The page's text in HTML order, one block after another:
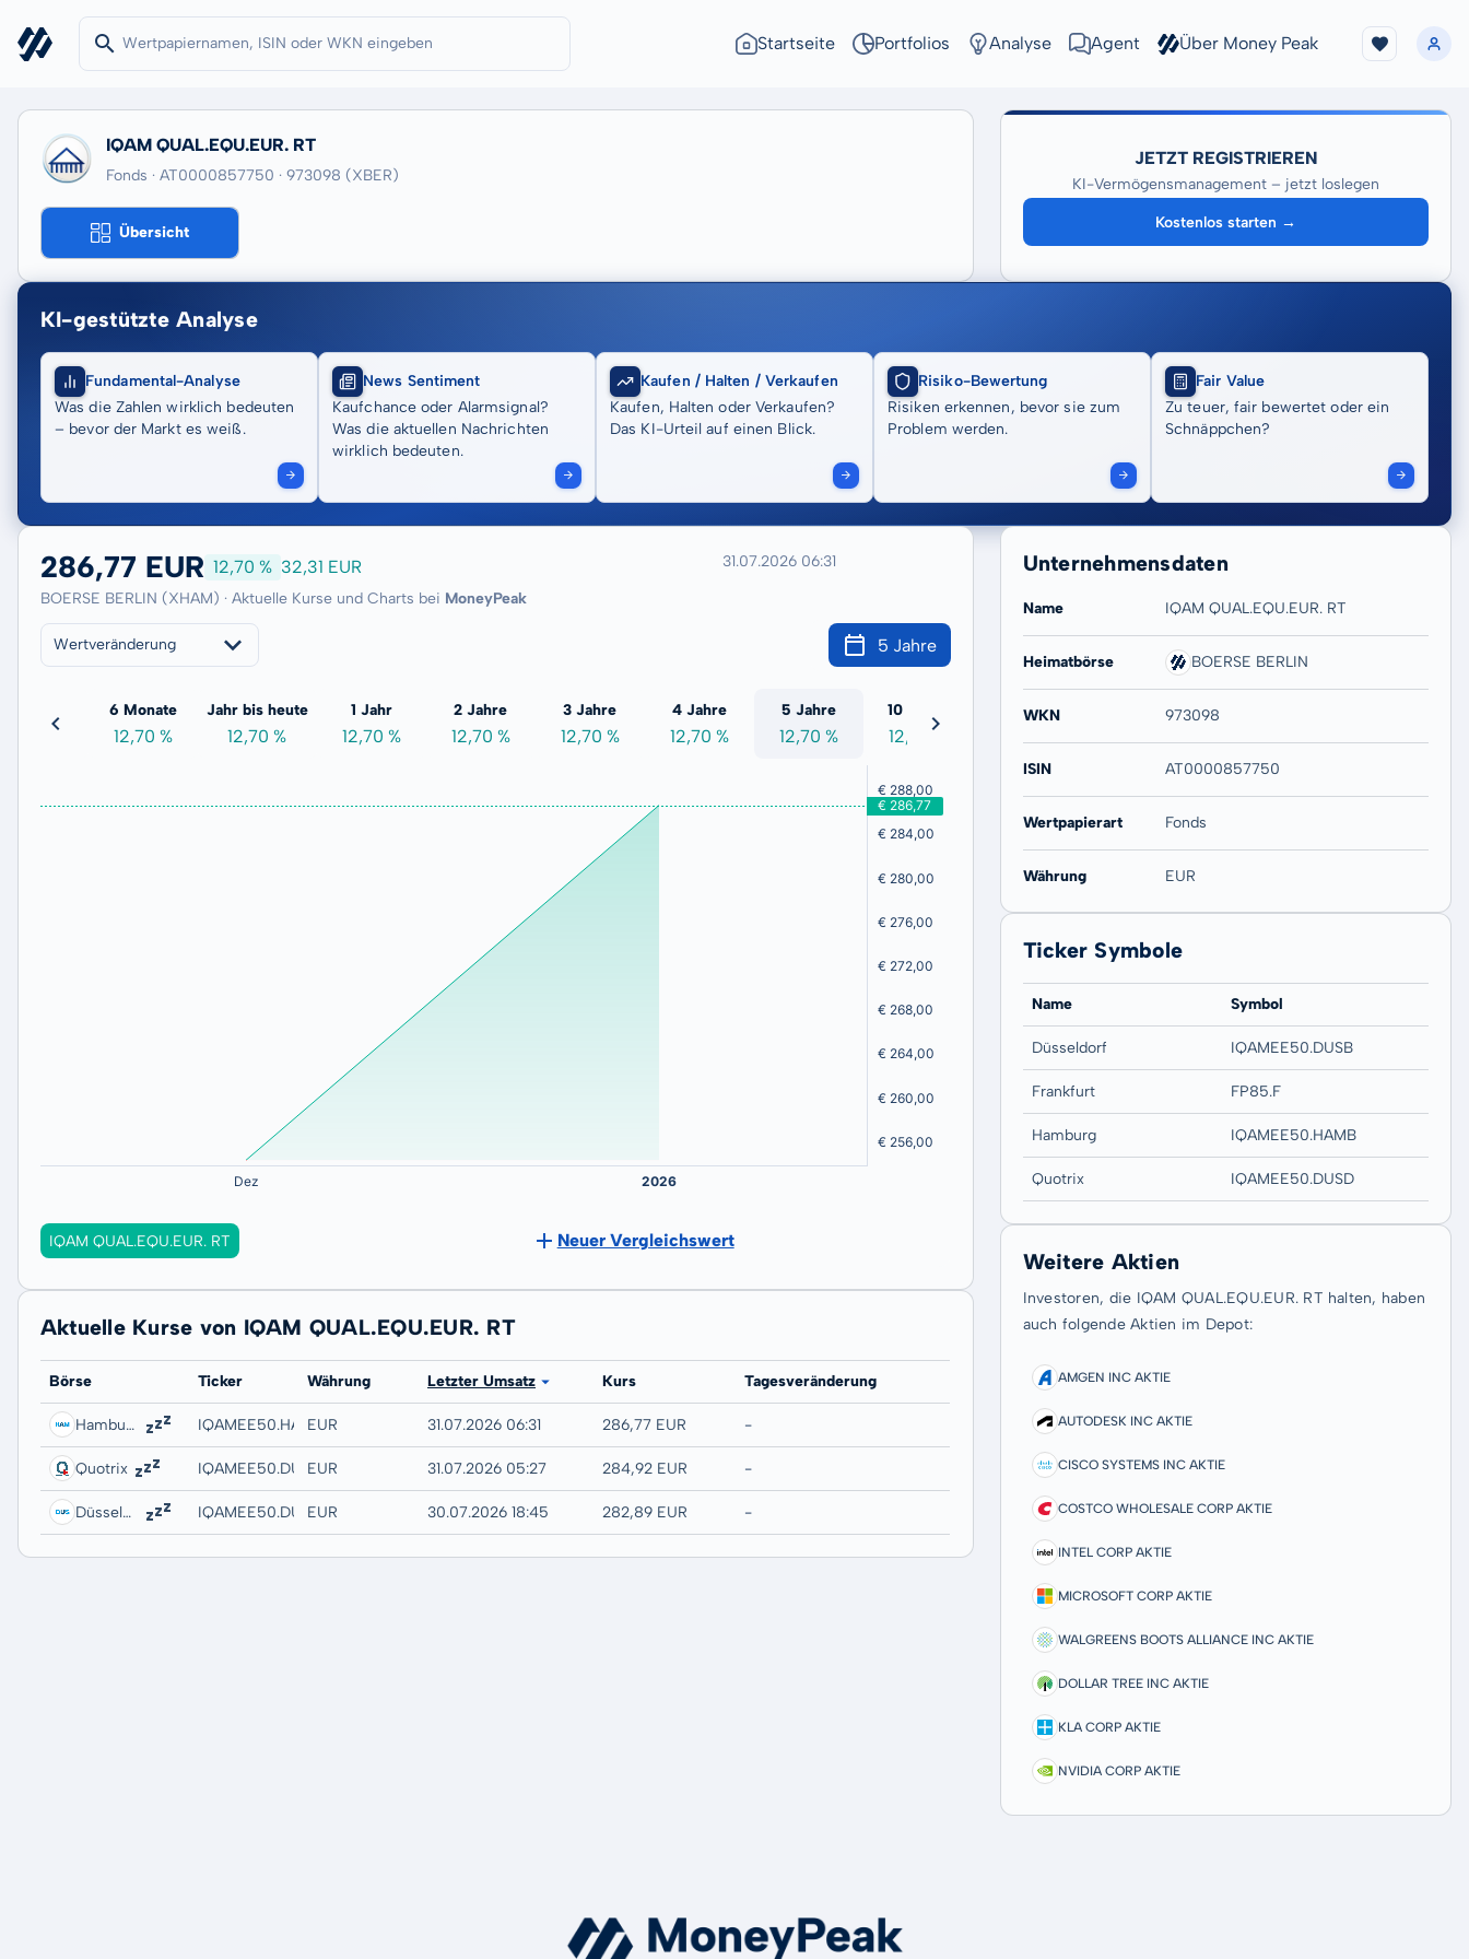
Startseite Portfolios Analyse Agent Über Money Peak
IQAM QUAL.EQU.EUR. RT
Fonds · AT0000857750 · 973098 (XBER)
Übersicht
JETZT REGISTRIEREN
KI-Vermögensmanagement – jetzt loslegen
Kostenlos starten →
KI-gestützte Analyse
Fundamental-Analyse
Was die Zahlen wirklich bedeuten
– bevor der Markt es weiß.
News Sentiment
Kaufchance oder Alarmsignal?
Was die aktuellen Nachrichten
wirklich bedeuten.
Kaufen / Halten / Verkaufen
Kaufen, Halten oder Verkaufen?
Das KI-Urteil auf einen Blick.
Risiko-Bewertung
Risiken erkennen, bevor sie zum
Problem werden.
Fair Value
Zu teuer, fair bewertet oder ein
Schnäppchen?
286,77 EUR 12,70 % 32,31 EUR
BOERSE BERLIN (XHAM) · Aktuelle Kurse und Charts bei MoneyPeak
31.07.2026 06:31
Wertveränderung 5 Jahre
4,54 %
6 Monate
12,70 %
Jahr bis heute
12,70 %
1 Jahr
12,70 %
2 Jahre
12,70 %
3 Jahre
12,70 %
4 Jahre
12,70 %
5 Jahre
12,70 %
10 Jahre
12,70 %
20 Jahre
IQAM QUAL.EQU.EUR. RT Neuer Vergleichswert
Aktuelle Kurse von IQAM QUAL.EQU.EUR. RT
Börse Ticker Währung Letzter Umsatz Kurs Tagesveränderung
Hamburg IQAMEE50.HAMBEUR 31.07.2026 06:31 286,77 EUR -
Quotrix IQAMEE50.DUSDEUR 31.07.2026 05:27 284,92 EUR -
Düsseldorf IQAMEE50.DUSBEUR 30.07.2026 18:45 282,89 EUR -
Unternehmensdaten
Name IQAM QUAL.EQU.EUR. RT
Heimatbörse BOERSE BERLIN
WKN 973098
ISIN AT0000857750
Wertpapierart Fonds
Währung EUR
Ticker Symbole
Name Symbol
Düsseldorf IQAMEE50.DUSB
Frankfurt FP85.F
Hamburg IQAMEE50.HAMB
Quotrix IQAMEE50.DUSD
Weitere Aktien
Investoren, die IQAM QUAL.EQU.EUR. RT halten, haben
auch folgende Aktien im Depot:
AMGEN INC AKTIE
AUTODESK INC AKTIE
CISCO SYSTEMS INC AKTIE
COSTCO WHOLESALE CORP AKTIE
INTEL CORP AKTIE
MICROSOFT CORP AKTIE
WALGREENS BOOTS ALLIANCE INC AKTIE
DOLLAR TREE INC AKTIE
KLA CORP AKTIE
NVIDIA CORP AKTIE